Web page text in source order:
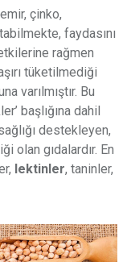
çinko,
faydasını
rağmen
tüketilmediği
varılmıştır. Bu
başlığına dahil
destekleyen,
olan gıdalardır. En
lektinler, taninler,